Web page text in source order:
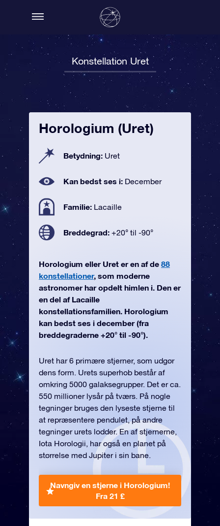
Konstellation Uret
Horologium (Uret)
Betydning: Uret
Kan bedst ses i: December
Familie: Lacaille
Breddegrad: +20° til -90°
Horologium eller Uret er en af de 88
konstellationer, som moderne
astronomer har opdelt himlen i. Den er
en del af Lacaille
konstellationsfamilien. Horologium
kan bedst ses i december (fra
breddegraderne +20° til -90°).
Uret har 6 primære stjerner, som udgør
dens form. Urets superhob består af
omkring 5000 galaksegrupper. Det er ca.
550 millioner lysår på tværs. På nogle
tegninger bruges den lyseste stjerne til
at repræsentere pendulet, på andre
tegninger urets lodder. En af stjernerne,
Iota Horologii, har også en planet på
størrelse med Jupiter i sin bane.
Navngiv en stjerne i Horologium!
Fra 21 £